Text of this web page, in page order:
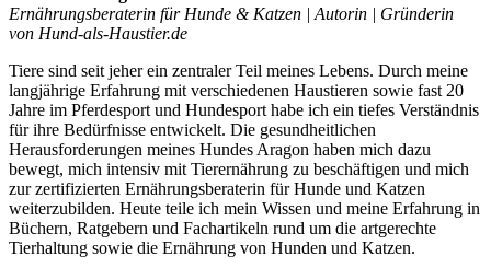
Ernährungsberaterin für Hunde & Katzen | Autorin | Gründerin
von Hund-als-Haustier.de
Tiere sind seit jeher ein zentraler Teil meines Lebens. Durch meine
langjährige Erfahrung mit verschiedenen Haustieren sowie fast 20
Jahre im Pferdesport und Hundesport habe ich ein tiefes Verständnis
für ihre Bedürfnisse entwickelt. Die gesundheitlichen
Herausforderungen meines Hundes Aragon haben mich dazu
bewegt, mich intensiv mit Tierernährung zu beschäftigen und mich
zur zertifizierten Ernährungsberaterin für Hunde und Katzen
weiterzubilden. Heute teile ich mein Wissen und meine Erfahrung in
Büchern, Ratgebern und Fachartikeln rund um die artgerechte
Tierhaltung sowie die Ernährung von Hunden und Katzen.